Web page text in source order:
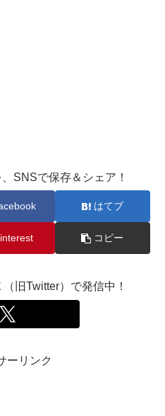
SNSで保存＆シェア！
はてブ
コピー
旧Twitter）で発信中！
ーリンク